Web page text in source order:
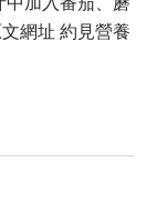
網址 約見營養